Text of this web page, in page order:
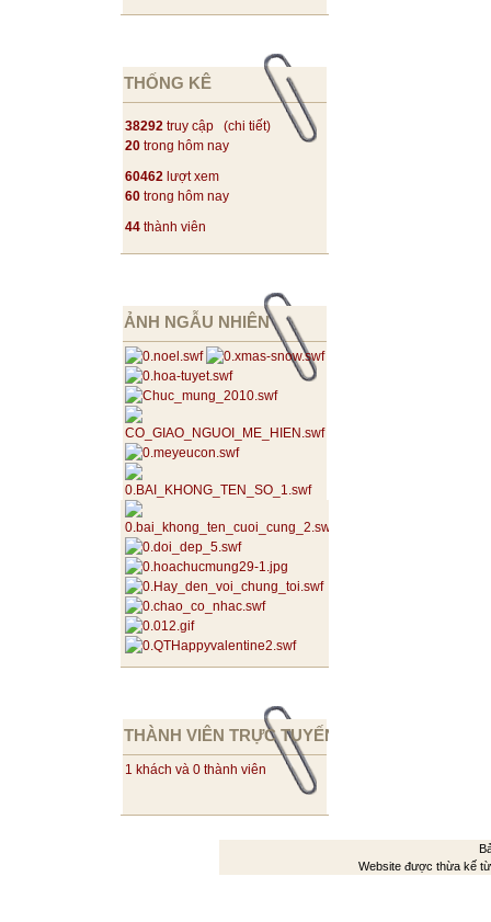
THỐNG KÊ
38292 truy cập (chi tiết)
20 trong hôm nay
60462 lượt xem
60 trong hôm nay
44 thành viên
ẢNH NGẪU NHIÊN
THÀNH VIÊN TRỰC TUYẾN
1 khách và 0 thành viên
Website được thừa kế